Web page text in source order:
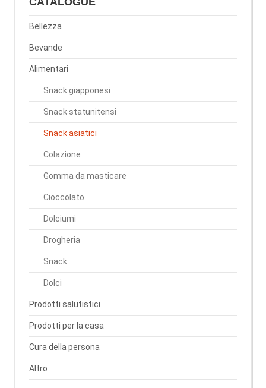
Bellezza
Bevande
Alimentari
Snack giapponesi
Snack statunitensi
Snack asiatici
Colazione
Gomma da masticare
Cioccolato
Dolciumi
Drogheria
Snack
Dolci
Prodotti salutistici
Prodotti per la casa
Cura della persona
Altro